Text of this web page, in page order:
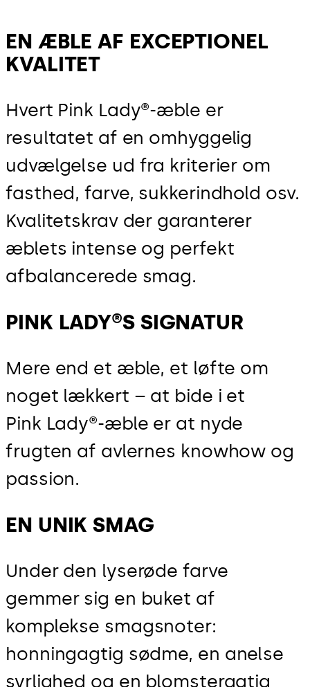
EN ÆBLE AF EXCEPTIONEL
KVALITET
Hvert Pink Lady®-æble er
resultatet af en omhyggelig
udvælgelse ud fra kriterier om
fasthed, farve, sukkerindhold osv.
Kvalitetskrav der garanterer
æblets intense og perfekt
afbalancerede smag.
PINK LADY®S SIGNATUR
Mere end et æble, et løfte om
noget lækkert – at bide i et
Pink Lady®-æble er at nyde
frugten af avlernes knowhow og
passion.
EN UNIK SMAG
Under den lyserøde farve
gemmer sig en buket af
komplekse smagsnoter:
honningagtig sødme, en anelse
syrlighed og en blomsteragtig